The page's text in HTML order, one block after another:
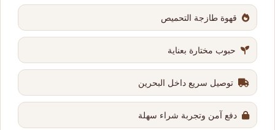
قهوة طازجة التحميص
حبوب مختارة بعناية
توصيل سريع داخل البحرين
دفع آمن وتجربة شراء سهلة